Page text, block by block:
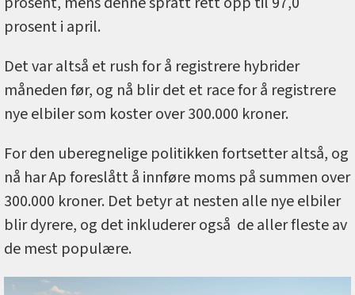
prosent i april.
Det var altså et rush for å registrere hybrider
måneden før, og nå blir det et race for å registrere
nye elbiler som koster over 300.000 kroner.
For den uberegnelige politikken fortsetter altså, og
nå har Ap foreslått å innføre moms på summen over
300.000 kroner. Det betyr at nesten alle nye elbiler
blir dyrere, og det inkluderer også de aller fleste av
de mest populære.